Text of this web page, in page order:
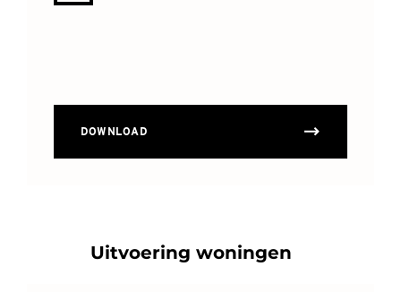
DOWNLOAD
Uitvoering woningen